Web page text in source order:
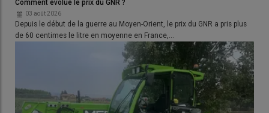
Comment évolue le prix du GNR ?
03 août 2026
Depuis le début de la guerre au Moyen-Orient, le prix du GNR a pris plus
de 60 centimes le litre en moyenne en France,…